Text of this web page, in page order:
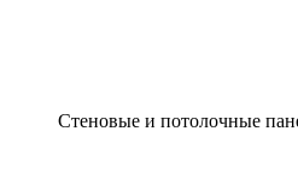
Стеновые и потолочные